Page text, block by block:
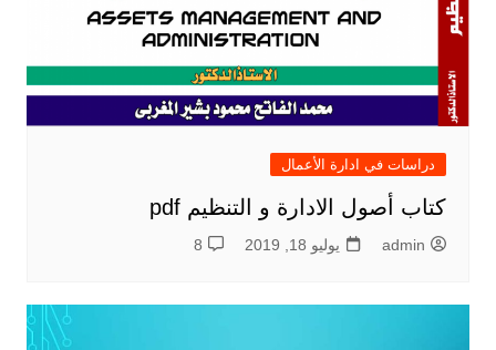
دراسات في ادارة الأعمال
كتاب أصول الادارة و التنظيم pdf
admin يوليو 18, 2019 8